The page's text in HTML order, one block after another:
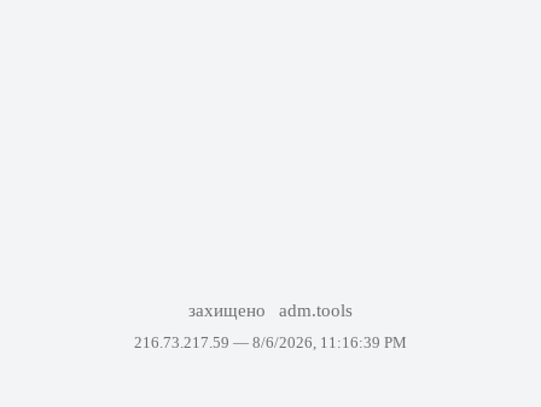
захищено adm.tools
216.73.217.59 — 8/6/2026, 11:16:39 PM